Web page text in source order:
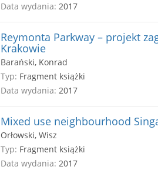
Data wydania: 2017
Reymonta Parkway – projekt
Krakowie
Barański, Konrad
Typ: Fragment książki
Data wydania: 2017
Mixed use neighbourhood
Orłowski, Wisz
Typ: Fragment książki
Data wydania: 2017